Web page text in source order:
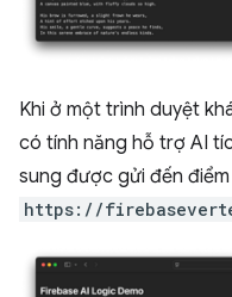
Khi ở một trình duyệt
có tính năng hỗ trợ AI
sung được gửi đến
https://